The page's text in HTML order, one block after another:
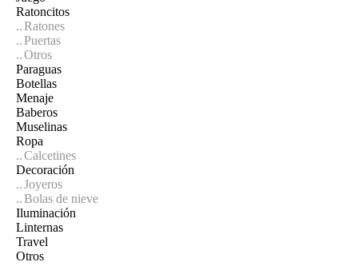
Ratoncitos
Ratones
Puertas
Otros
Paraguas
Botellas
Menaje
Baberos
Muselinas
Ropa
Calcetines
Decoración
Joyeros
Bolas de nieve
Iluminación
Linternas
Travel
Otros